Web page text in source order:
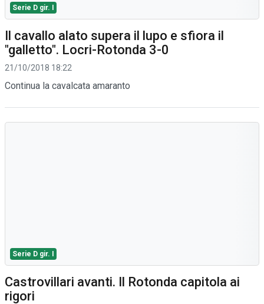
Serie D gir. I
Il cavallo alato supera il lupo e sfiora il
"galletto". Locri-Rotonda 3-0
21/10/2018 18:22
Continua la cavalcata amaranto
Serie D gir. I
Castrovillari avanti. Il Rotonda capitola ai
rigori